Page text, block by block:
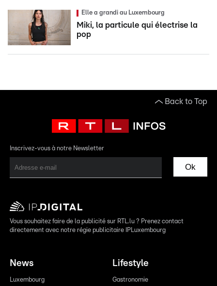
Elle a grandi au Luxembourg
Miki, la particule qui électrise la
pop
Back to Top
Inscrivez-vous à notre Newsletter
Ok
Vous souhaitez faire de la publicité sur RTL.lu ? Prenez contact
directement avec notre régie publicitaire IPLuxembourg
News
Luxembourg
Lifestyle
Gastronomie